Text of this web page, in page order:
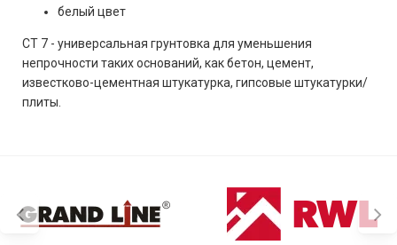
белый цвет
CT 7 - универсальная грунтовка для уменьшения
непрочности таких оснований, как бетон, цемент,
известково-цементная штукатурка, гипсовые штукатурки/
плиты.